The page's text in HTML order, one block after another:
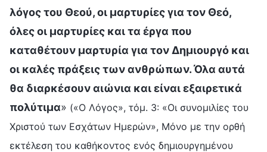
λόγος του Θεού, οι μαρτυρίες για τον Θεό,
όλες οι μαρτυρίες και τα έργα που
καταθέτουν μαρτυρία για τον Δημιουργό και
οι καλές πράξεις των ανθρώπων. Όλα αυτά
θα διαρκέσουν αιώνια και είναι εξαιρετικά
πολύτιμα» («Ο Λόγος», τόμ. 3: «Οι συνομιλίες του
Χριστού των Εσχάτων Ημερών», Μόνο με την ορθή
εκτέλεση του καθήκοντος ενός δημιουργημένου